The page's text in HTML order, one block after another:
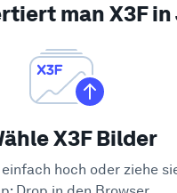
man X3F in
X3F Bilder
hoch oder ziehe